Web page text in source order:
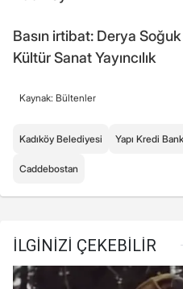
Basın irtibat: Derya
Kültür Sanat Yayıncılık
Kaynak: Bültenler
Kadıköy Belediyesi Yapı Kredi
Caddebostan